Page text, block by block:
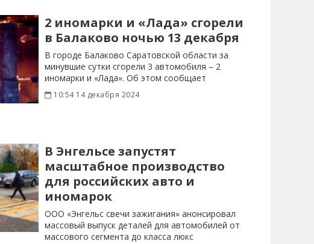
2 иномарки и «Лада» сгорели
в Балаково ночью 13 декабря
В городе Балаково Саратовской области за
минувшие сутки сгорели 3 автомобиля – 2
иномарки и «Лада». Об этом сообщает
10:54 14 декабря 2024
В Энгельсе запустят
масштабное производство
для российских авто и
иномарок
ООО «Энгельс свечи зажигания» анонсировал
массовый выпуск деталей для автомобилей от
массового сегмента до класса люкс